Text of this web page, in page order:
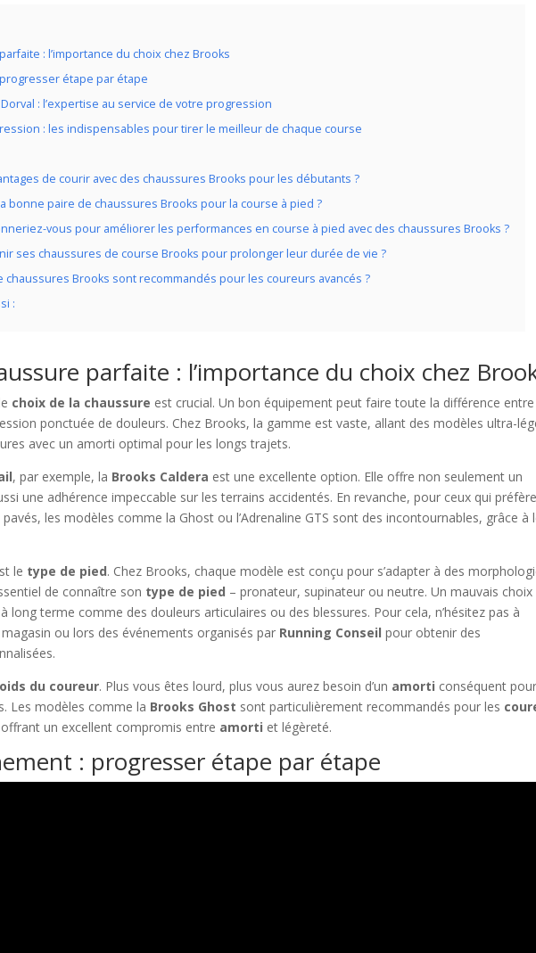
: l’importance du choix chez Brooks
étape par étape
: l’expertise au service de votre progression
: les indispensables pour tirer le meilleur de chaque course
de courir avec des chaussures Brooks pour les débutants ?
bonne paire de chaussures Brooks pour la course à pied ?
vous pour améliorer les performances en course à pied avec des chaussures Brooks ?
ses chaussures de course Brooks pour prolonger leur durée de vie ?
chaussures Brooks sont recommandés pour les coureurs avancés ?
:
parfaite : l’importance du choix chez
choix de la chaussure est crucial. Un bon équipement peut faire toute la différence
ponctuée de douleurs. Chez Brooks, la gamme est vaste, allant des modèles ultra-
avec un amorti optimal pour les longs trajets.
, par exemple, la Brooks Caldera est une excellente option. Elle offre non seulement un
une adhérence impeccable sur les terrains accidentés. En revanche, pour ceux qui
les modèles comme la Ghost ou l’Adrenaline GTS sont des incontournables, grâce à
le type de pied. Chez Brooks, chaque modèle est conçu pour s’adapter à des
de connaître son type de pied – pronateur, supinateur ou neutre. Un mauvais
long terme comme des douleurs articulaires ou des blessures. Pour cela, n’hésitez pas à
ou lors des événements organisés par Running Conseil pour obtenir des
du coureur. Plus vous êtes lourd, plus vous aurez besoin d’un amorti conséquent pour
Les modèles comme la Brooks Ghost sont particulièrement recommandés pour les
un excellent compromis entre amorti et légèreté.
: progresser étape par étape